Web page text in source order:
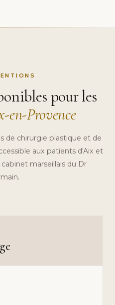
pour les
en-Provence
de chirurgie plastique et de
aux patients d'Aix et
marseillais du Dr